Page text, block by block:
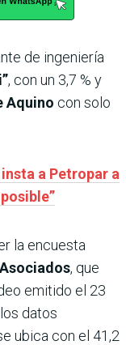
de ingeniería
, con un 3,7 % y
Aquino con solo
a Petropar a
la encuesta
, que
emitido el 23
los datos
ubica con el 41,2